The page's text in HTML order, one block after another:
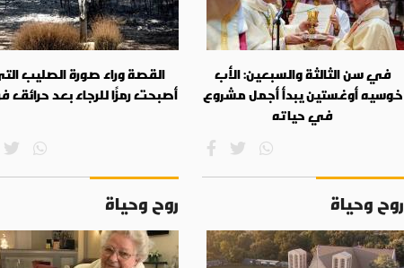
في سن الثالثة والسبعين: الأب
خوسيه أوغستين يبدأ أجمل مشروع
في حياته
القصة وراء صورة الصليب
أصبحت رمزًا للرجاء بعد حرائق
روح وحياة روح وحياة